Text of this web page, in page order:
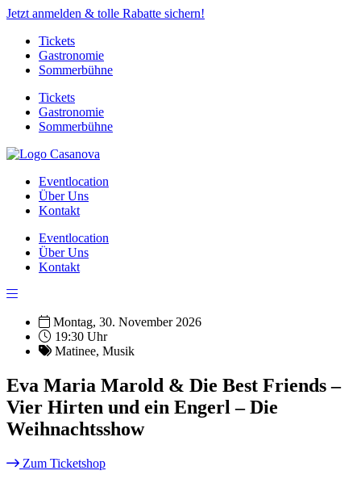
Jetzt anmelden & tolle Rabatte sichern!
Tickets
Gastronomie
Sommerbühne
Tickets
Gastronomie
Sommerbühne
Eventlocation
Über Uns
Kontakt
Eventlocation
Über Uns
Kontakt
Montag, 30. November 2026
19:30 Uhr
Matinee, Musik
Eva Maria Marold & Die Best Friends –
Vier Hirten und ein Engerl – Die
Weihnachtsshow
Zum Ticketshop